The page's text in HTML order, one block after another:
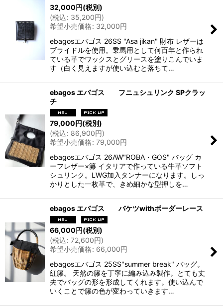
32,000円(税別)
(税込: 35,200円)
希望小売価格: 32,000円
ebagosエバゴス 26SS "Asa jikan" 財布 レザーは
ブライドルを使用。乗馬用として何百年と作られ
ている革でワックスとグリースを塗りこんでいま
す（白く見えますが使い込むと落ちて…
ebagos エバゴス フニュシュリンク SPクラッ
チ
79,000円(税別)
(税込: 86,900円)
希望小売価格: 79,000円
ebagosエバゴス 26AW"ROBA・GOS" バッグ カ
ーフレザー×籐 イタリアで作っている牛革ソフト
シュリンク。LWG加入タンナーになります。しっ
かりとした一枚革で、きめ細かな型押しを…
ebagos エバゴス バケツwithボーダーレース
66,000円(税別)
(税込: 72,600円)
希望小売価格: 66,000円
ebagosエバゴス 25SS"summer break" バッグ。
紅籐。 天然の籐を丁寧に編み込み製作。とても丈
夫でバッグの形を形成してくれます。使い込んで
いくことで籐の色が変わっていきます…